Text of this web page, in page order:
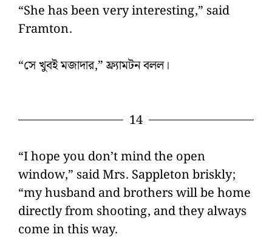
“She has been very interesting,” said
Framton.
“সে খুবই মজাদার,” ফ্র্যামটন বলল।
14
“I hope you don’t mind the open
window,” said Mrs. Sappleton briskly;
“my husband and brothers will be home
directly from shooting, and they always
come in this way.